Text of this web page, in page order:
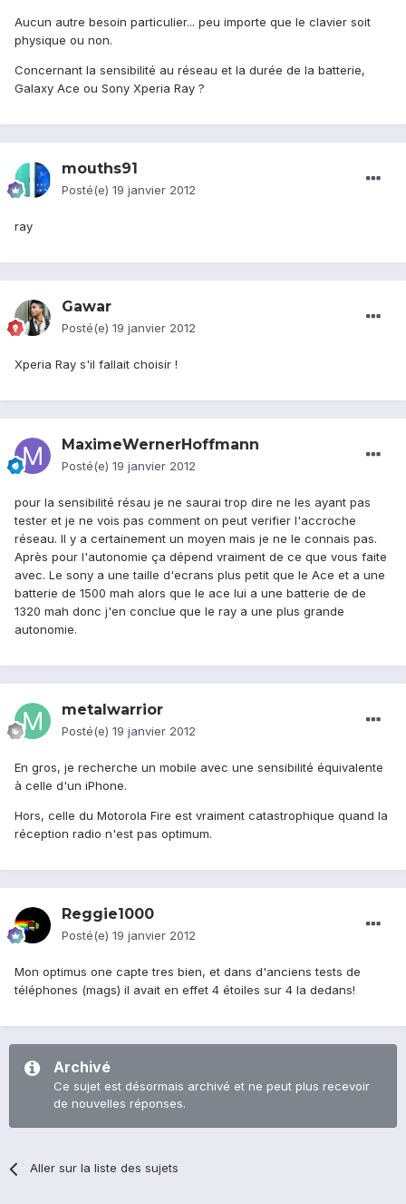
Aucun autre besoin particulier... peu importe que le clavier soit
physique ou non.
Concernant la sensibilité au réseau et la durée de la batterie,
Galaxy Ace ou Sony Xperia Ray ?
mouths91
Posté(e) 19 janvier 2012
ray
Gawar
Posté(e) 19 janvier 2012
Xperia Ray s'il fallait choisir !
MaximeWernerHoffmann
Posté(e) 19 janvier 2012
pour la sensibilité résau je ne saurai trop dire ne les ayant pas
tester et je ne vois pas comment on peut verifier l'accroche
réseau. Il y a certainement un moyen mais je ne le connais pas.
Après pour l'autonomie ça dépend vraiment de ce que vous faite
avec. Le sony a une taille d'ecrans plus petit que le Ace et a une
batterie de 1500 mah alors que le ace lui a une batterie de de
1320 mah donc j'en conclue que le ray a une plus grande
autonomie.
metalwarrior
Posté(e) 19 janvier 2012
En gros, je recherche un mobile avec une sensibilité équivalente
à celle d'un iPhone.
Hors, celle du Motorola Fire est vraiment catastrophique quand la
réception radio n'est pas optimum.
Reggie1000
Posté(e) 19 janvier 2012
Mon optimus one capte tres bien, et dans d'anciens tests de
téléphones (mags) il avait en effet 4 étoiles sur 4 la dedans!
Archivé
Ce sujet est désormais archivé et ne peut plus recevoir
de nouvelles réponses.
Aller sur la liste des sujets